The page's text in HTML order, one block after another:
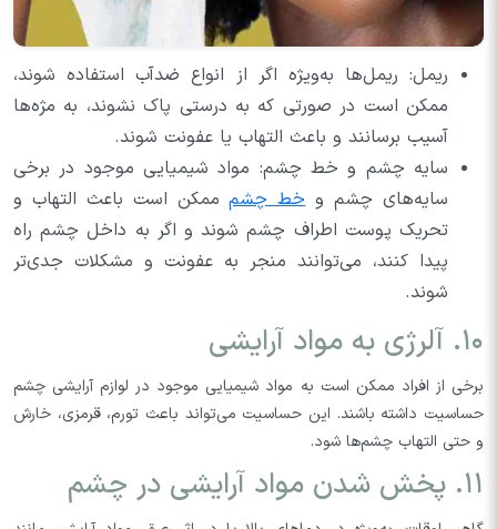
ریمل: ریمل‌ها به‌ویژه اگر از انواع ضدآب استفاده شوند،
ممکن است در صورتی که به درستی پاک نشوند، به مژه‌ها
آسیب برسانند و باعث التهاب یا عفونت شوند.
سایه چشم و خط چشم: مواد شیمیایی موجود در برخی
سایه‌های چشم وخط چشمممکن است باعث التهاب و
تحریک پوست اطراف چشم شوند و اگر به داخل چشم راه
پیدا کنند، می‌توانند منجر به عفونت و مشکلات جدی‌تر
شوند.
۱۰. آلرژی به مواد آرایشی
برخی از افراد ممکن است به مواد شیمیایی موجود در لوازم آرایشی چشم
حساسیت داشته باشند. این حساسیت می‌تواند باعث تورم، قرمزی، خارش
و حتی التهاب چشم‌ها شود.
۱۱. پخش شدن مواد آرایشی در چشم